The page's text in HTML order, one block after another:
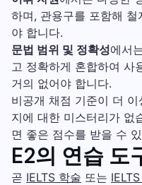
하며, 관용구를 포함해
야 합니다.
문법 범위 및 정확성에서
고 정확하게 혼합하여 사
거의 없어야 합니다.
비공개 채점 기준이 더
지에 대한 미스터리가 없
면 좋은 점수를 받을 수
E2의 연습 도
곧 IELTS 학술 또는